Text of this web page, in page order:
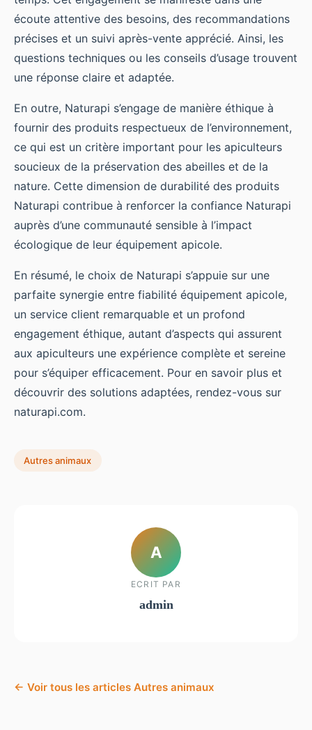
écoute attentive des besoins, des recommandations
précises et un suivi après-vente apprécié. Ainsi, les
questions techniques ou les conseils d’usage trouvent
une réponse claire et adaptée.
En outre, Naturapi s’engage de manière éthique à
fournir des produits respectueux de l’environnement,
ce qui est un critère important pour les apiculteurs
soucieux de la préservation des abeilles et de la
nature. Cette dimension de durabilité des produits
Naturapi contribue à renforcer la confiance Naturapi
auprès d’une communauté sensible à l’impact
écologique de leur équipement apicole.
En résumé, le choix de Naturapi s’appuie sur une
parfaite synergie entre fiabilité équipement apicole,
un service client remarquable et un profond
engagement éthique, autant d’aspects qui assurent
aux apiculteurs une expérience complète et sereine
pour s’équiper efficacement. Pour en savoir plus et
découvrir des solutions adaptées, rendez-vous sur
naturapi.com.
Autres animaux
A
ECRIT PAR
admin
← Voir tous les articles Autres animaux